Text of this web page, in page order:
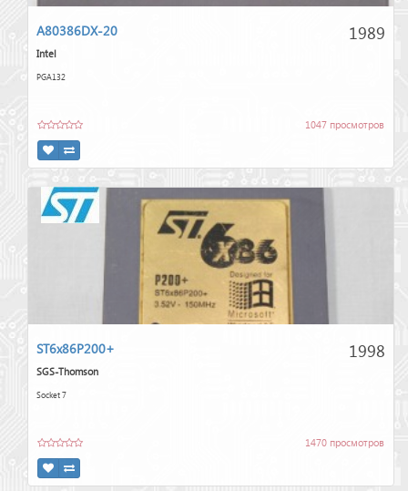
1989
A80386DX-20
Intel
PGA132
1047 просмотров
1998
ST6x86P200+
SGS-Thomson
Socket 7
1470 просмотров